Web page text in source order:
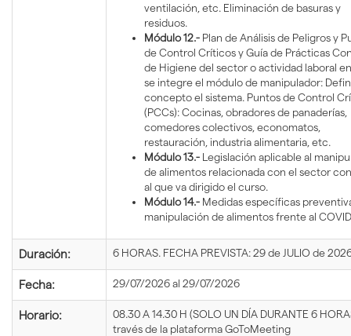
ventilación, etc. Eliminación de basuras y
residuos.
Módulo 12.- Plan de Análisis de Peligros y
de Control Críticos y Guía de Prácticas
de Higiene del sector o actividad laboral
se integre el módulo de manipulador:
concepto el sistema. Puntos de Control
(PCCs): Cocinas, obradores de panaderías,
comedores colectivos, economatos,
restauración, industria alimentaria, etc.
Módulo 13.- Legislación aplicable al
de alimentos relacionada con el sector
al que va dirigido el curso.
Módulo 14.- Medidas específicas
manipulación de alimentos frente al
Duración: 6 HORAS. FECHA PREVISTA: 29 de JULIO de
Fecha: 29/07/2026 al 29/07/2026
Horario:
08.30 A 14.30 H (SOLO UN DÍA DURANTE 6
través de la plataforma GoToMeeting